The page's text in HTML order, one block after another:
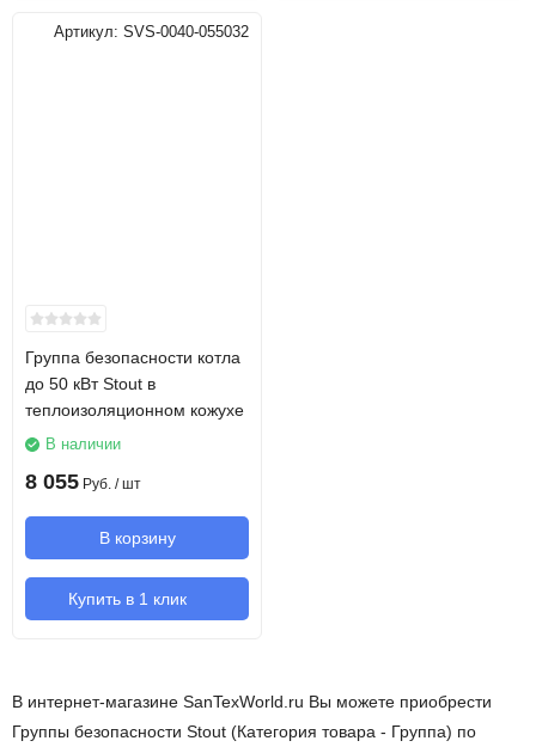
Артикул: SVS-0040-055032
Группа безопасности котла
до 50 кВт Stout в
теплоизоляционном кожухе
В наличии
8 055 Руб. / шт
В корзину
Купить в 1 клик
В интернет-магазине SanTexWorld.ru Вы можете приобрести
Группы безопасности Stout (Категория товара - Группа) по